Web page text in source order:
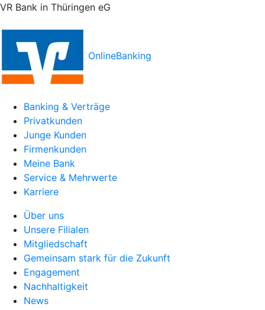
VR Bank in Thüringen eG
OnlineBanking
Banking & Verträge
Privatkunden
Junge Kunden
Firmenkunden
Meine Bank
Service & Mehrwerte
Karriere
Über uns
Unsere Filialen
Mitgliedschaft
Gemeinsam stark für die Zukunft
Engagement
Nachhaltigkeit
News